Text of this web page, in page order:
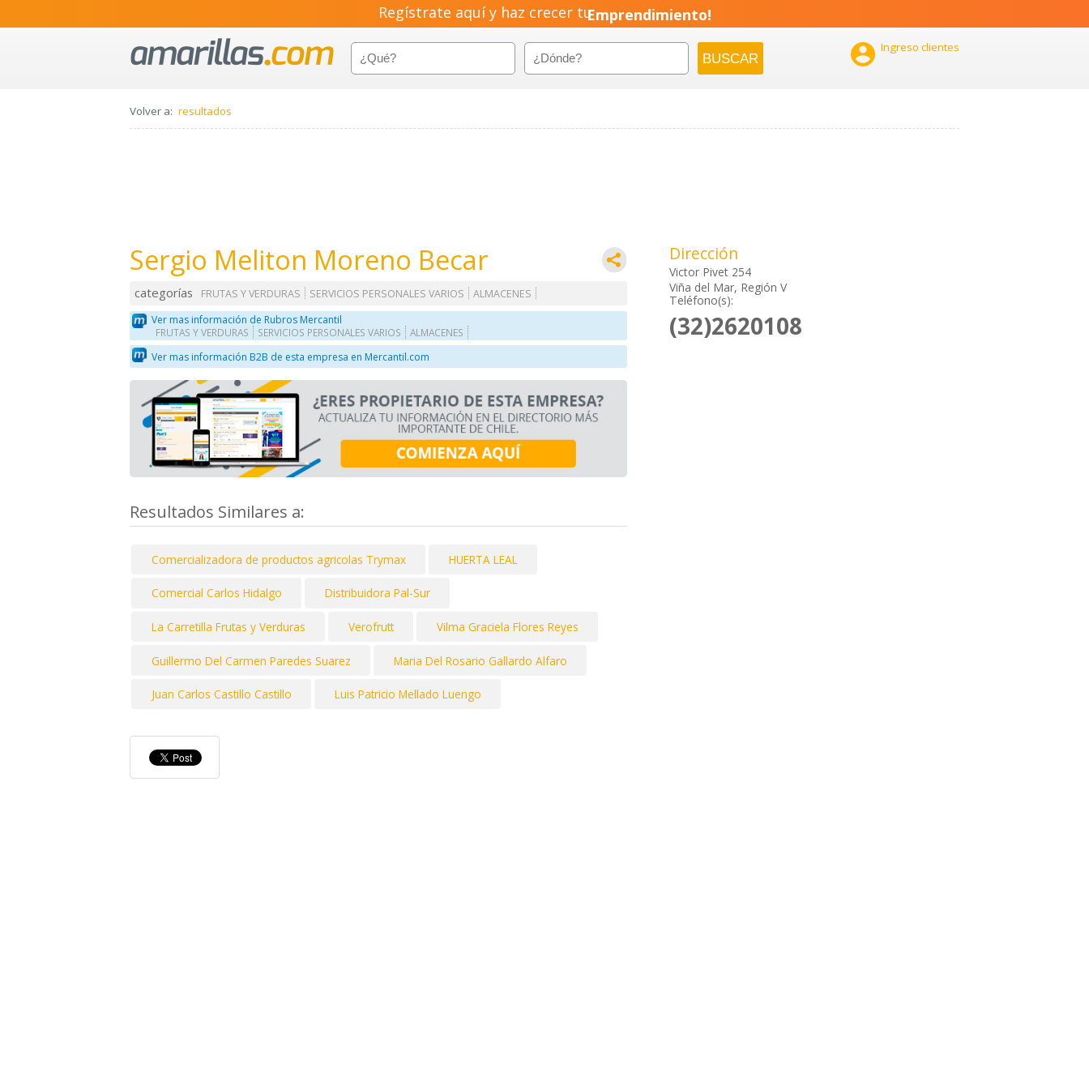
Regístrate aquí y haz crecer tuEmprendimiento!
 Ingreso clientes
Volver a: resultados
Sergio Meliton Moreno Becar
categorías FRUTAS Y VERDURAS SERVICIOS PERSONALES VARIOS
ALMACENES
Ver mas información de Rubros Mercantil
FRUTAS Y VERDURAS SERVICIOS PERSONALES VARIOS ALMACENES
Ver mas información B2B de esta empresa en Mercantil.com
Resultados Similares a:
Comercializadora de productos agricolas Trymax HUERTA LEAL
Comercial Carlos Hidalgo Distribuidora Pal-Sur
La Carretilla Frutas y Verduras Verofrutt Vilma Graciela Flores Reyes
Guillermo Del Carmen Paredes Suarez Maria Del Rosario Gallardo Alfaro
Juan Carlos Castillo Castillo Luis Patricio Mellado Luengo
Dirección
Victor Pivet 254
Viña del Mar, Región V
Teléfono(s):
(32)2620108